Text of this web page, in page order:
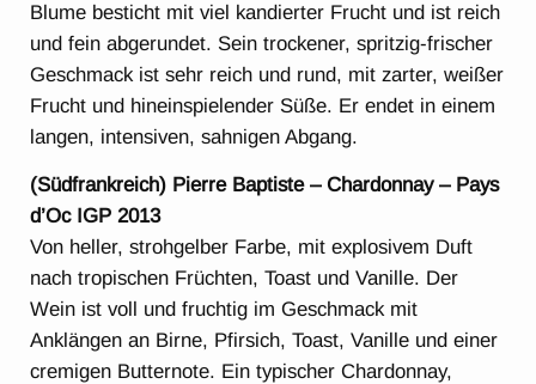
Blume besticht mit viel kandierter Frucht und ist reich
und fein abgerundet. Sein trockener, spritzig-frischer
Geschmack ist sehr reich und rund, mit zarter, weißer
Frucht und hineinspielender Süße. Er endet in einem
langen, intensiven, sahnigen Abgang.
(Südfrankreich) Pierre Baptiste – Chardonnay – Pays
d’Oc IGP 2013
Von heller, strohgelber Farbe, mit explosivem Duft
nach tropischen Früchten, Toast und Vanille. Der
Wein ist voll und fruchtig im Geschmack mit
Anklängen an Birne, Pfirsich, Toast, Vanille und einer
cremigen Butternote. Ein typischer Chardonnay,